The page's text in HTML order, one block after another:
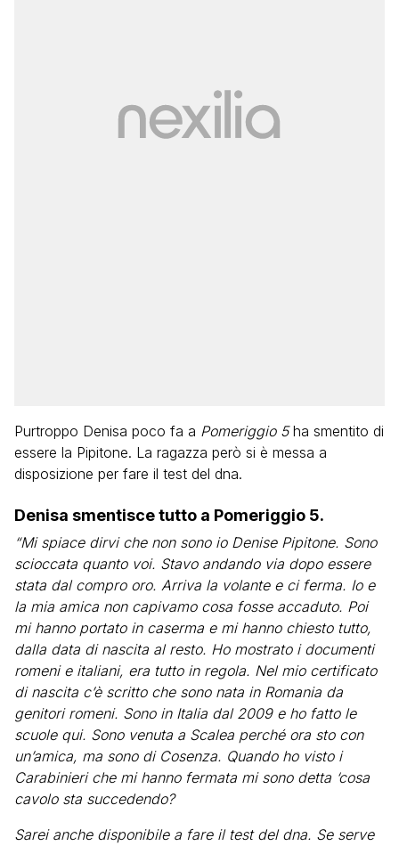
Purtroppo Denisa poco fa a Pomeriggio 5ha smentito di
essere la Pipitone. La ragazza però si è messa a
disposizione per fare il test del dna.
Denisa smentisce tutto a Pomeriggio 5.
“Mi spiace dirvi che non sono io Denise Pipitone. Sono
scioccata quanto voi. Stavo andando via dopo essere
stata dal compro oro. Arriva la volante e ci ferma. Io e
la mia amica non capivamo cosa fosse accaduto. Poi
mi hanno portato in caserma e mi hanno chiesto tutto,
dalla data di nascita al resto. Ho mostrato i documenti
romeni e italiani, era tutto in regola. Nel mio certificato
di nascita c’è scritto che sono nata in Romania da
genitori romeni. Sono in Italia dal 2009 e ho fatto le
scuole qui. Sono venuta a Scalea perché ora sto con
un’amica, ma sono di Cosenza. Quando ho visto i
Carabinieri che mi hanno fermata mi sono detta ‘cosa
cavolo sta succedendo?
Sarei anche disponibile a fare il test del dna. Se serve